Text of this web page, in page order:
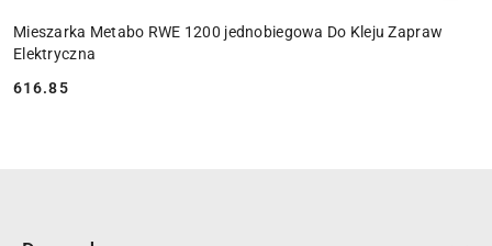
Mieszarka Metabo RWE 1200 jednobiegowa Do Kleju Zapraw
Elektryczna
Cena:
616.85